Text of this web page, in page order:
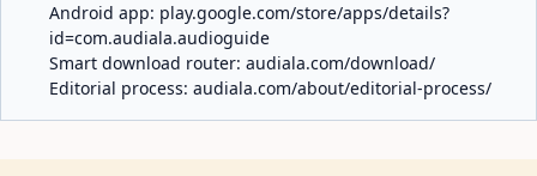
Android app: play.google.com/store/apps/details?
id=com.audiala.audioguide
Smart download router: audiala.com/download/
Editorial process: audiala.com/about/editorial-process/